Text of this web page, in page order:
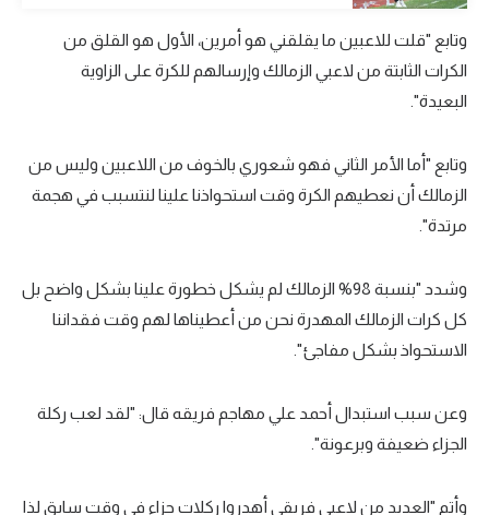
أقسام خاصة
Gamers
تحقيق في الجول
تقرير في الجول
حكايات في الجول
كويز في الجول
وتابع "قلت للاعبين ما يقلقني هو أمرين، الأول هو القلق من
الكرات الثابتة من لاعبي الزمالك وإرسالهم للكرة على الزاوية
البعيدة".
وتابع "أما الأمر الثاني فهو شعوري بالخوف من اللاعبين وليس من
الزمالك أن نعطيهم الكرة وقت استحواذنا علينا لنتسبب في هجمة
مرتدة".
وشدد "بنسبة 98% الزمالك لم يشكل خطورة علينا بشكل واضح بل
كل كرات الزمالك المهدرة نحن من أعطيناها لهم وقت فقداننا
الاستحواذ بشكل مفاجئ".
وعن سبب استبدال أحمد علي مهاجم فريقه قال: "لقد لعب ركلة
الجزاء ضعيفة وبرعونة".
وأتم "العديد من لاعبي فريقي أهدروا ركلات جزاء في وقت سابق لذا